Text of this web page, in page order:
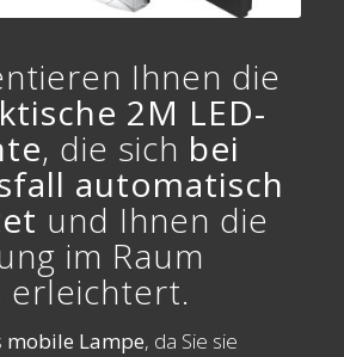
Ihnen die
2M LED-
, die sich bei
automatisch
und Ihnen die
im Raum
erleichtert.
mobile Lampe, da Sie sie